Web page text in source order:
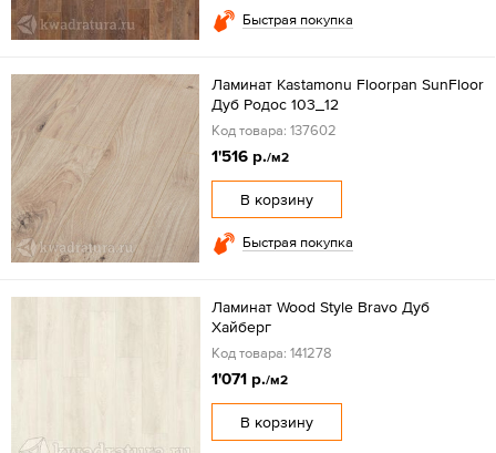
Быстрая покупка
Ламинат Kastamonu Floorpan SunFloor
Дуб Родос 103_12
Код товара: 137602
1'516 р./м2
В корзину
Быстрая покупка
Ламинат Wood Style Bravo Дуб
Хайберг
Код товара: 141278
1'071 р./м2
В корзину